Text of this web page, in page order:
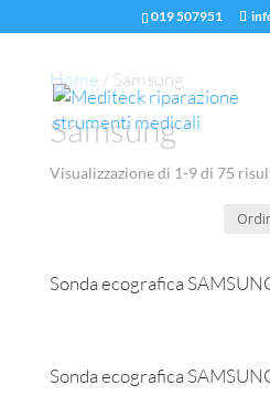
019 507951
Home / Samsung
Samsung
Visualizzazione di 1-9 di 75
Sonda ecografica
Sonda ecografica